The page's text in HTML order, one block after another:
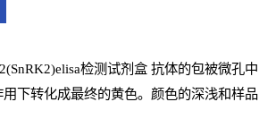
检测试剂盒抗体的包被微孔
用下转化成最终的黄色。颜色的深浅和样